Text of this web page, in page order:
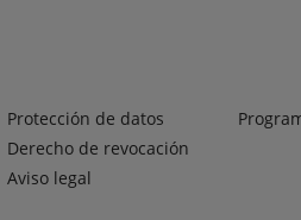
Protección de datos
Derecho de revocación
Aviso legal